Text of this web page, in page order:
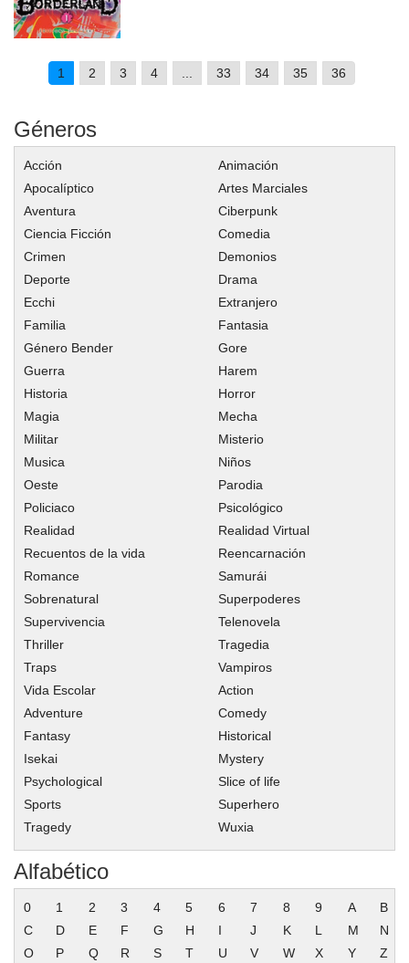
1 2 3 4 33 34 35 36
Géneros
Acción
Animación
Apocalíptico
Artes Marciales
Aventura
Ciberpunk
Ciencia Ficción
Comedia
Crimen
Demonios
Deporte
Drama
Ecchi
Extranjero
Familia
Fantasia
Género Bender
Gore
Guerra
Harem
Historia
Horror
Magia
Mecha
Militar
Misterio
Musica
Niños
Oeste
Parodia
Policiaco
Psicológico
Realidad
Realidad Virtual
Recuentos de la vida
Reencarnación
Romance
Samurái
Sobrenatural
Superpoderes
Supervivencia
Telenovela
Thriller
Tragedia
Traps
Vampiros
Vida Escolar
Action
Adventure
Comedy
Fantasy
Historical
Isekai
Mystery
Psychological
Slice of life
Sports
Superhero
Tragedy
Wuxia
Alfabético
0 1 2 3 4 5 6 7 8 9 A
B
C
D E F G H I J K L M
N
O
P Q R S T U V W X Y Z